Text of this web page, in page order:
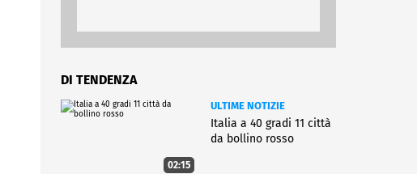
DI TENDENZA
02:15
ULTIME NOTIZIE
Italia a 40 gradi 11 città
da bollino rosso